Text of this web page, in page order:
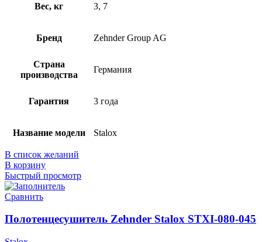
Вес, кг 3, 7
Бренд Zehnder Group AG
Страна
производства
Германия
Гарантия 3 года
Название модели Stalox
В список желаний
В корзину
Быстрый просмотр
Сравнить
Полотенцесушитель Zehnder Stalox STXI-080-045